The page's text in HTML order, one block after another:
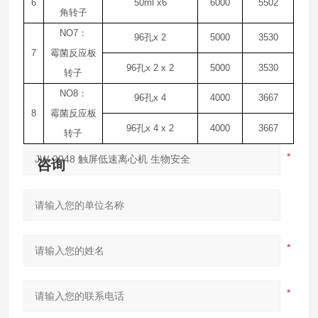
6
角转子
50ml x6 6000 5502
7
NO7：
霉菌反应板
转子
96孔x 2 5000 3530
96孔x 2 x 2 5000 3530
8
NO8：
霉菌反应板
转子
96孔x 4 4000 3667
96孔x 4 x 2 4000 3667
咨询